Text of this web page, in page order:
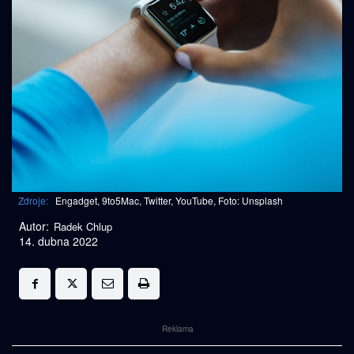
Zdroje: Engadget, 9to5Mac, Twitter, YouTube, Foto: Unsplash
Autor: Radek Chlup
14. dubna 2022
Reklama